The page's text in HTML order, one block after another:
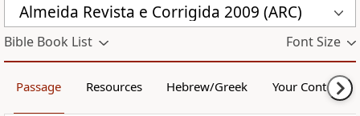
Almeida Revista e Corrigida 2009 (ARC)
Bible Book List Font Size
Passage Resources Hebrew/Greek Your Content